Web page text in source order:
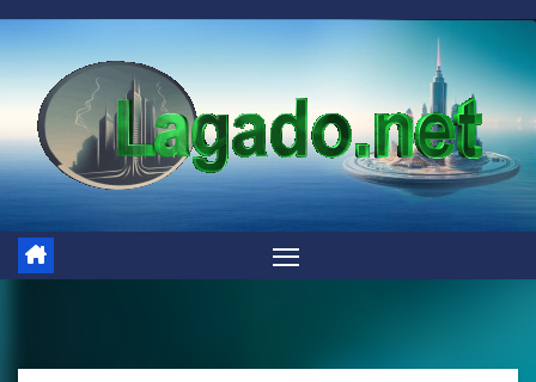
Saltar
al
contenido